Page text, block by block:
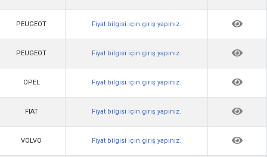
PEUGEOT Fiyat bilgisi için giriş yapınız.
PEUGEOT Fiyat bilgisi için giriş yapınız.
OPEL Fiyat bilgisi için giriş yapınız.
FIAT Fiyat bilgisi için giriş yapınız.
VOLVO Fiyat bilgisi için giriş yapınız.